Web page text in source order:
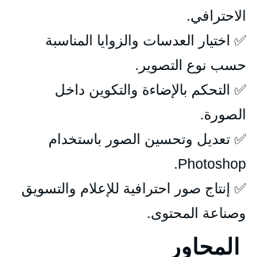
الاحترافي.
✅ اختيار العدسات والزوايا المناسبة
حسب نوع التصوير.
✅ التحكم بالإضاءة والتكوين داخل
الصورة.
✅ تعديل وتحسين الصور باستخدام
Photoshop.
✅ إنتاج صور احترافية للإعلام والتسويق
وصناعة المحتوى.